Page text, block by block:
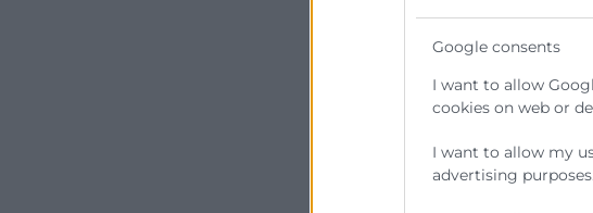
Google consents
I want to allow
cookies on web or
I want to allow my
advertising purposes.